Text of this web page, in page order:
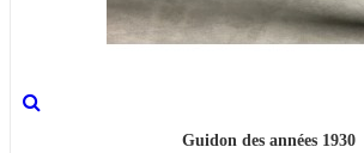
Guidon des années 1930